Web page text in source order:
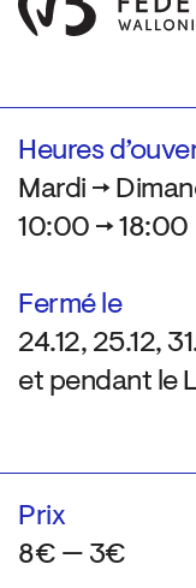
Heures
Mardi →
10:00 → 18:00
Fermé le
24.12, 25.12,
et pendant le
Prix
8€ — 3€